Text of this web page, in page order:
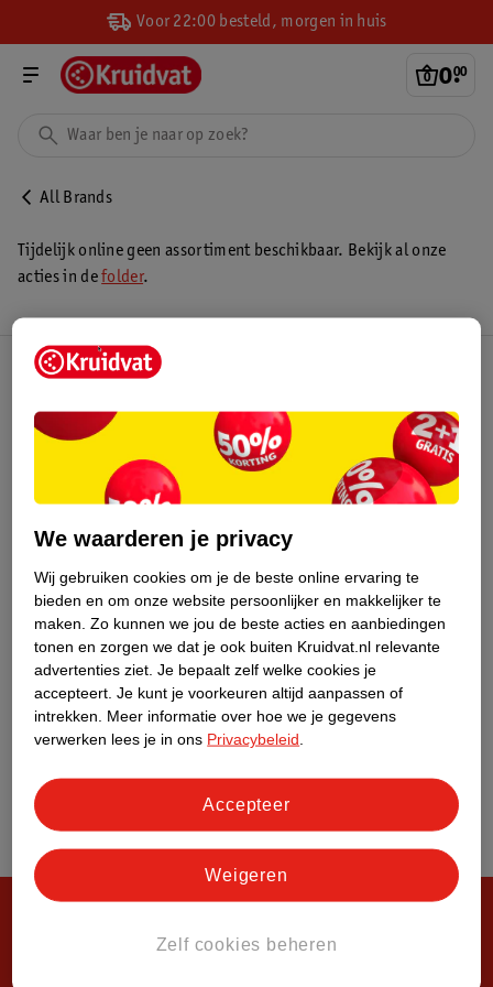
Voor 22:00 besteld, morgen in huis
0.
00
All Brands
Tijdelijk online geen assortiment beschikbaar. Bekijk al onze
acties in defolder.
Kruidvat Club
Over Kruidvat
We waarderen je privacy
Wij gebruiken cookies om je de beste online ervaring te
bieden en om onze website persoonlijker en makkelijker te
maken. Zo kunnen we jou de beste acties en aanbiedingen
tonen en zorgen we dat je ook buiten Kruidvat.nl relevante
advertenties ziet. Je bepaalt zelf welke cookies je
accepteert. Je kunt je voorkeuren altijd aanpassen of
intrekken.
Meer informatie over hoe we je gegevens
verwerken lees je in ons Privacybeleid
Zelf cookies beheren
Weigeren
Accepteer